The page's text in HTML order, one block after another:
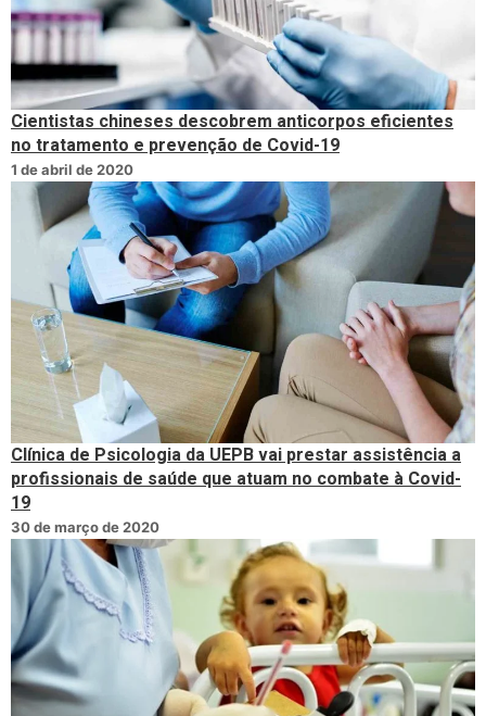
Cientistas chineses descobrem anticorpos eficientes
no tratamento e prevenção de Covid-19
1 de abril de 2020
Clínica de Psicologia da UEPB vai prestar assistência a
profissionais de saúde que atuam no combate à Covid-
19
30 de março de 2020